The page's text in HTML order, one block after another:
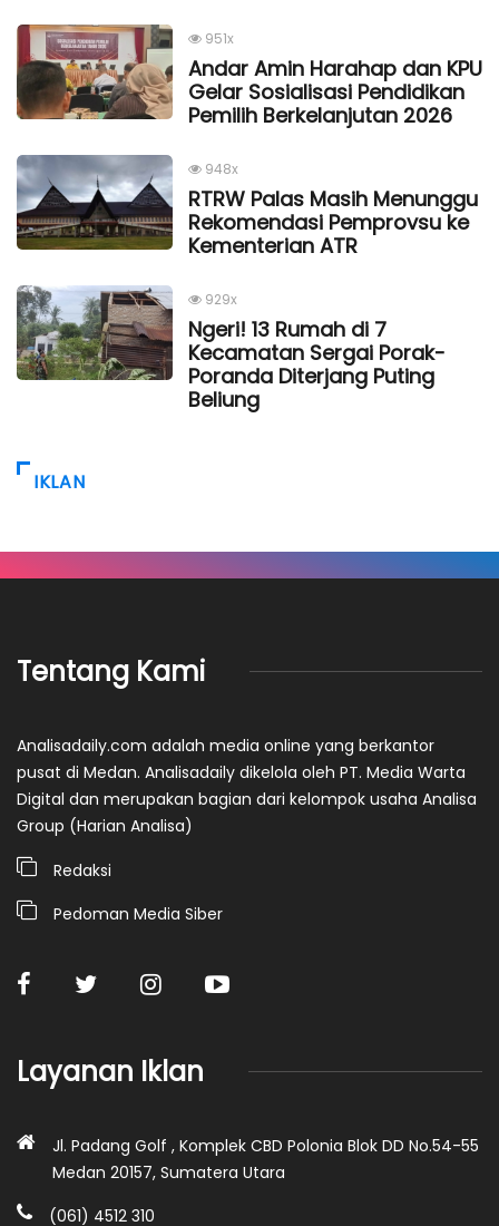
951x
Andar Amin Harahap dan KPU
Gelar Sosialisasi Pendidikan
Pemilih Berkelanjutan 2026
948x
RTRW Palas Masih Menunggu
Rekomendasi Pemprovsu ke
Kementerian ATR
929x
Ngeri! 13 Rumah di 7
Kecamatan Sergai Porak-
Poranda Diterjang Puting
Beliung
IKLAN
Tentang Kami
Analisadaily.com adalah media online yang berkantor
pusat di Medan. Analisadaily dikelola oleh PT. Media Warta
Digital dan merupakan bagian dari kelompok usaha Analisa
Group (Harian Analisa)
Redaksi
Pedoman Media Siber
Layanan Iklan
Jl. Padang Golf , Komplek CBD Polonia Blok DD No.54-55
Medan 20157, Sumatera Utara
(061) 4512 310